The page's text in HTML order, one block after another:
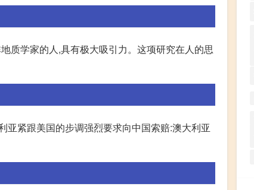
质学家的人,具有极大吸引力。这项研究在人的思
紧跟美国的步调强烈要求向中国索赔:澳大利亚